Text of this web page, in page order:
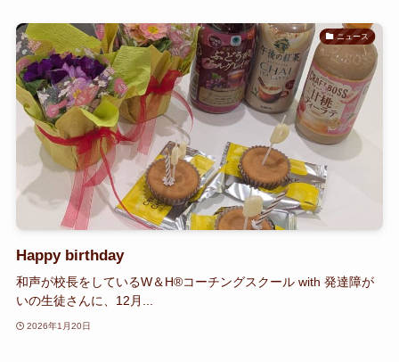
ニュース
Happy birthday
和声が校長をしているW＆H®コーチングスクール with 発達障が
いの生徒さんに、12月...
2026年1月20日